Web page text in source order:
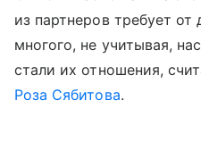
из партнеров требует
многого, не учитывая,
стали их отношения,
Роза Сябитова.